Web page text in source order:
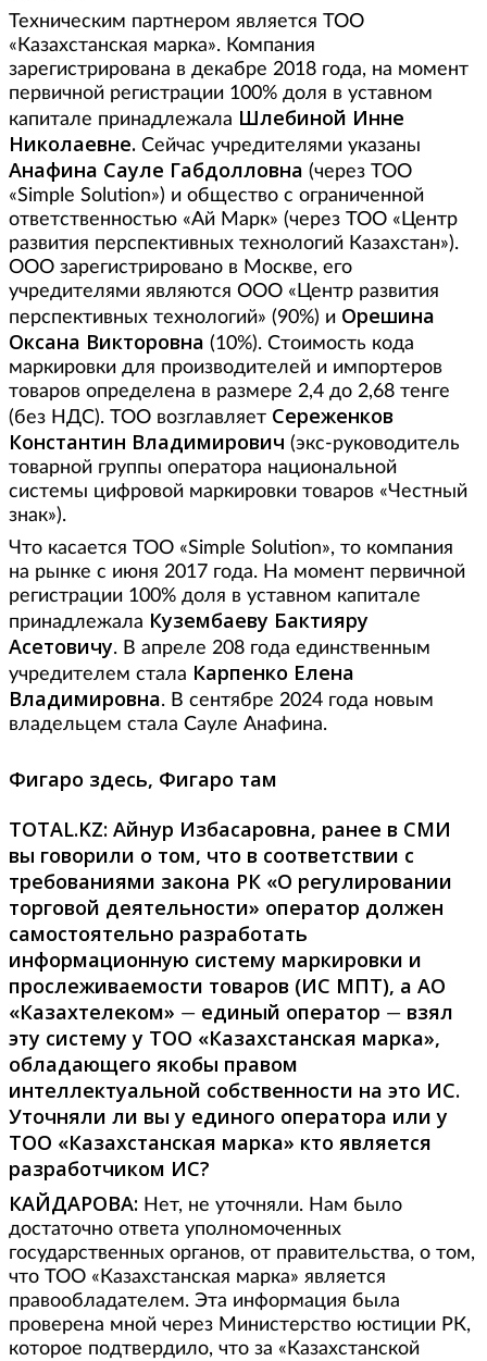
Техническим партнером является ТОО
«Казахстанская марка». Компания
зарегистрирована в декабре 2018 года, на момент
первичной регистрации 100% доля в уставном
капитале принадлежала Шлебиной Инне
Николаевне. Сейчас учредителями указаны
Анафина Сауле Габдолловна (через ТОО
«Simple Solution») и общество с ограниченной
ответственностью «Ай Марк» (через ТОО «Центр
развития перспективных технологий Казахстан»).
ООО зарегистрировано в Москве, его
учредителями являются ООО «Центр развития
перспективных технологий» (90%) и Орешина
Оксана Викторовна (10%). Стоимость кода
маркировки для производителей и импортеров
товаров определена в размере 2,4 до 2,68 тенге
(без НДС). ТОО возглавляет Сереженков
Константин Владимирович (экс-руководитель
товарной группы оператора национальной
системы цифровой маркировки товаров «Честный
знак»).
Что касается ТОО «Simple Solution», то компания
на рынке с июня 2017 года. На момент первичной
регистрации 100% доля в уставном капитале
принадлежала Кузембаеву Бактияру
Асетовичу. В апреле 208 года единственным
учредителем стала Карпенко Елена
Владимировна. В сентябре 2024 года новым
владельцем стала Сауле Анафина.
Фигаро здесь, Фигаро там
TOTAL.KZ: Айнур Избасаровна, ранее в СМИ
вы говорили о том, что в соответствии с
требованиями закона РК «О регулировании
торговой деятельности» оператор должен
самостоятельно разработать
информационную систему маркировки и
прослеживаемости товаров (ИС МПТ), а АО
«Казахтелеком» — единый оператор — взял
эту систему у ТОО «Казахстанская марка»,
обладающего якобы правом
интеллектуальной собственности на это ИС.
Уточняли ли вы у единого оператора или у
ТОО «Казахстанская марка» кто является
разработчиком ИС?
КАЙДАРОВА: Нет, не уточняли. Нам было
достаточно ответа уполномоченных
государственных органов, от правительства, о том,
что ТОО «Казахстанская марка» является
правообладателем. Эта информация была
проверена мной через Министерство юстиции РК,
которое подтвердило, что за «Казахстанской